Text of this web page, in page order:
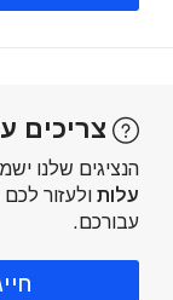
צריכים
הנציגים שלנו
עלותולעזור לכם
עבורכם.
חייגו: